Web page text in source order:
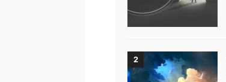
2